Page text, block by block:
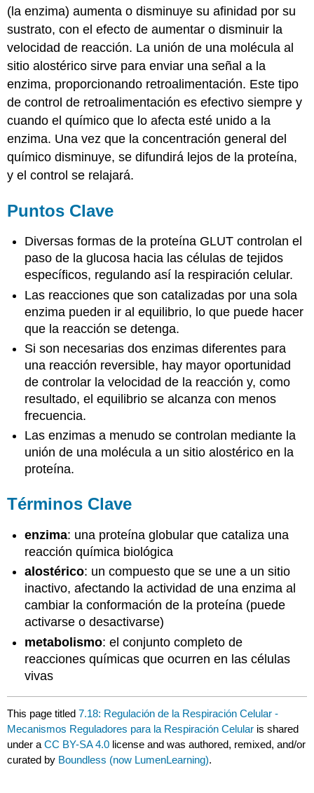
(la enzima) aumenta o disminuye su afinidad por su
sustrato, con el efecto de aumentar o disminuir la
velocidad de reacción. La unión de una molécula al
sitio alostérico sirve para enviar una señal a la
enzima, proporcionando retroalimentación. Este tipo
de control de retroalimentación es efectivo siempre y
cuando el químico que lo afecta esté unido a la
enzima. Una vez que la concentración general del
químico disminuye, se difundirá lejos de la proteína,
y el control se relajará.
Puntos Clave
Diversas formas de la proteína GLUT controlan el
paso de la glucosa hacia las células de tejidos
específicos, regulando así la respiración celular.
Las reacciones que son catalizadas por una sola
enzima pueden ir al equilibrio, lo que puede hacer
que la reacción se detenga.
Si son necesarias dos enzimas diferentes para
una reacción reversible, hay mayor oportunidad
de controlar la velocidad de la reacción y, como
resultado, el equilibrio se alcanza con menos
frecuencia.
Las enzimas a menudo se controlan mediante la
unión de una molécula a un sitio alostérico en la
proteína.
Términos Clave
enzima: una proteína globular que cataliza una
reacción química biológica
alostérico: un compuesto que se une a un sitio
inactivo, afectando la actividad de una enzima al
cambiar la conformación de la proteína (puede
activarse o desactivarse)
metabolismo: el conjunto completo de
reacciones químicas que ocurren en las células
vivas
This page titled7.18: Regulación de la Respiración Celular -
Mecanismos Reguladores para la Respiración Celular is shared
under aCC BY-SA 4.0 license and was authored, remixed, and/or
curated by Boundless (now LumenLearning).